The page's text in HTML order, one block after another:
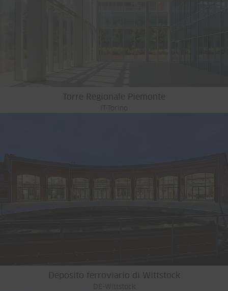
Torre Regionale Piemonte
IT-Torino
Deposito ferroviario di Wittstock
DE-Wittstock